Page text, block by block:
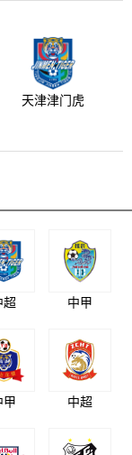
天津津门虎
超 中甲
甲 中超